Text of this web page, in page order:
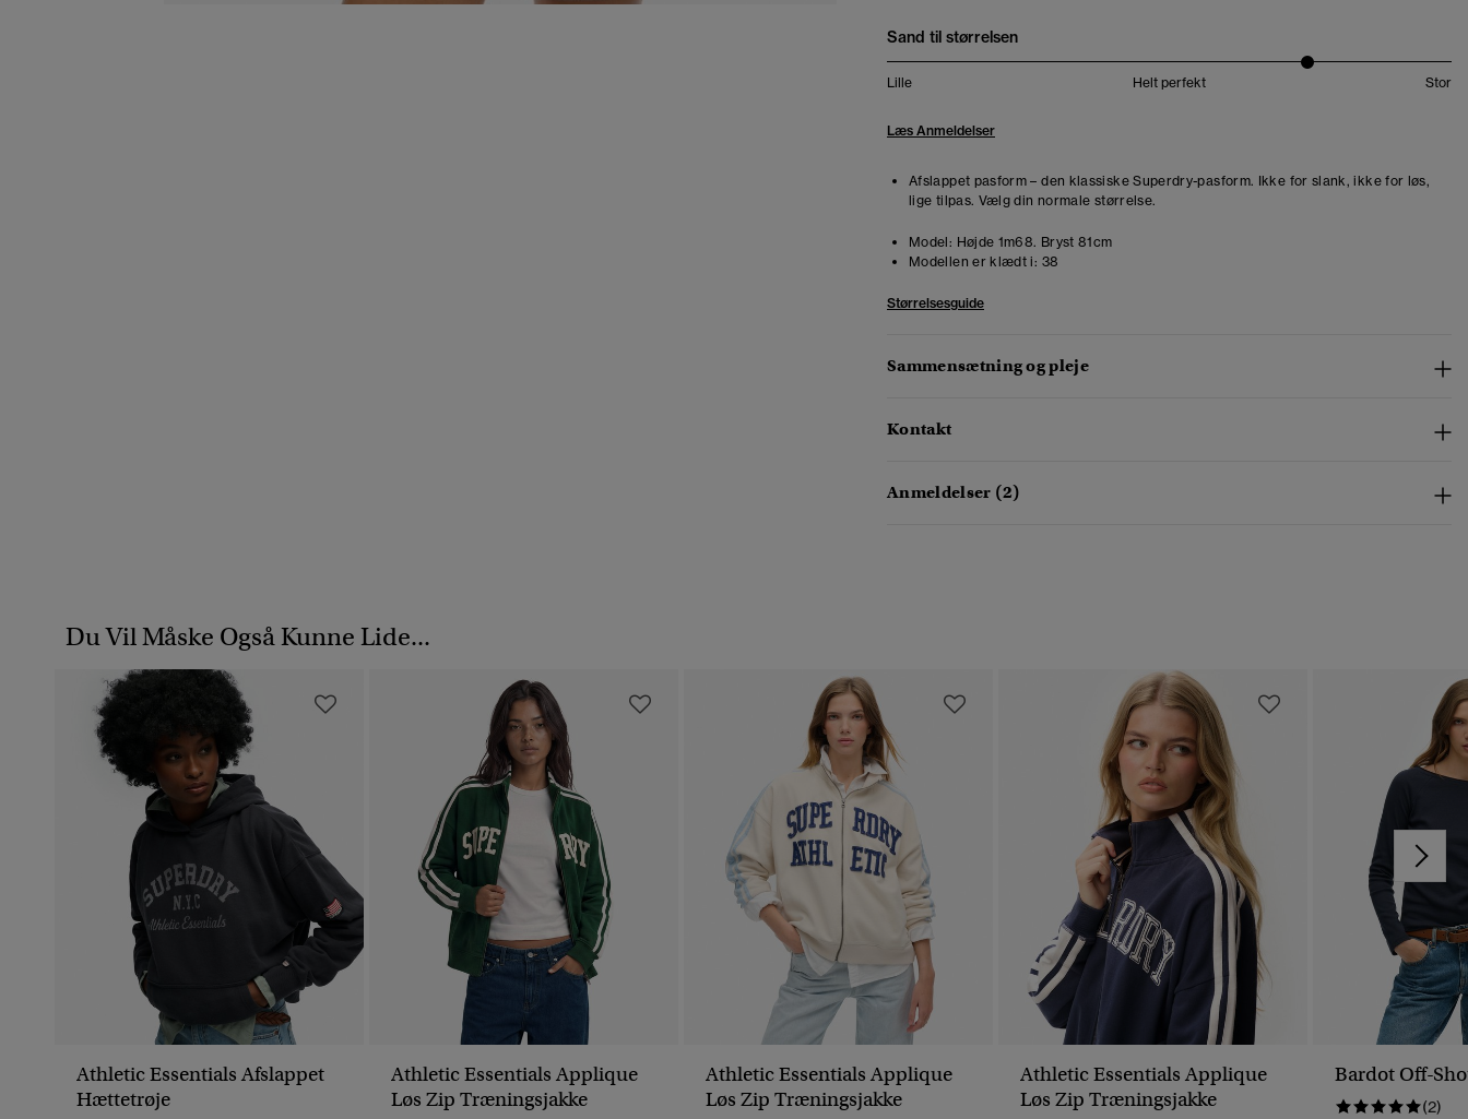
Sand til størrelsen
Lille Helt perfekt Stor
Læs Anmeldelser
Afslappet pasform – den klassiske Superdry-pasform. Ikke for slank, ikke for løs,
lige tilpas. Vælg din normale størrelse.
Model: Højde 1m68. Bryst 81cm
Modellen er klædt i: 38
Størrelsesguide
Sammensætning og pleje
Kontakt
Anmeldelser (2)
Du Vil Måske Også Kunne Lide...
Athletic Essentials Afslappet
Hættetrøje
Athletic Essentials Applique
Løs Zip Træningsjakke
Athletic Essentials Applique
Løs Zip Træningsjakke
Athletic Essentials Applique
Løs Zip Træningsjakke
Bardot Off-
(2)